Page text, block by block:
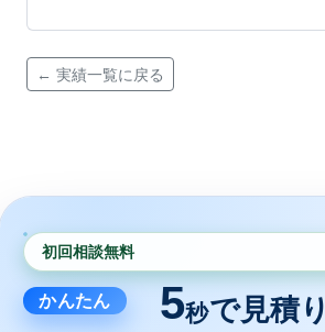
← 実績一覧に戻る
初回相談無料
かんたん 5秒で見積り